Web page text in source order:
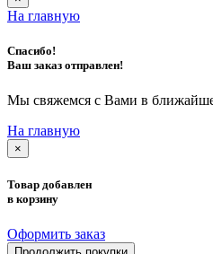
На главную
Спасибо!
Ваш заказ отправлен!
Мы свяжемся с Вами в
На главную
×
Товар добавлен
в корзину
Оформить заказ